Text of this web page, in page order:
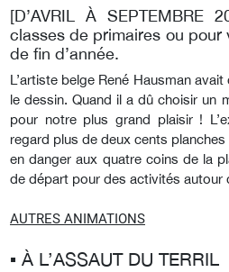
[D’AVRIL À SEPTEMBRE
classes de primaires ou pour
de fin d’année.
L’artiste belge René Hausman
le dessin. Quand il a dû choisir un
pour notre plus grand plaisir !
regard plus de deux cents planches
en danger aux quatre coins de la
de départ pour des activités autour
AUTRES ANIMATIONS
▪︎ À L’ASSAUT DU TERRIL